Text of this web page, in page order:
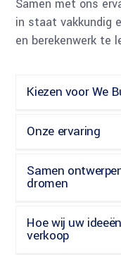
Samen met ons
in staat vakkundig
en berekenwerk te
Kiezen voor We
Onze ervaring
Samen
dromen
Hoe wij uw
verkoop